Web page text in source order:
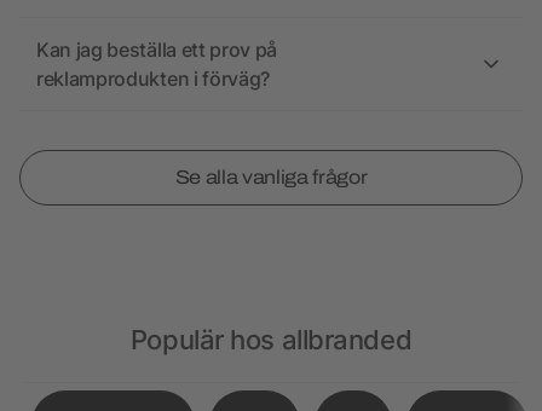
Kan jag beställa ett prov på
reklamprodukten i förväg?
Se alla vanliga frågor
Populär hos allbranded